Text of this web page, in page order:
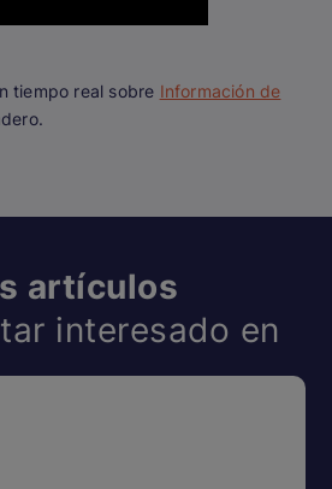
tiempo real sobre Información de
artículos
interesado en